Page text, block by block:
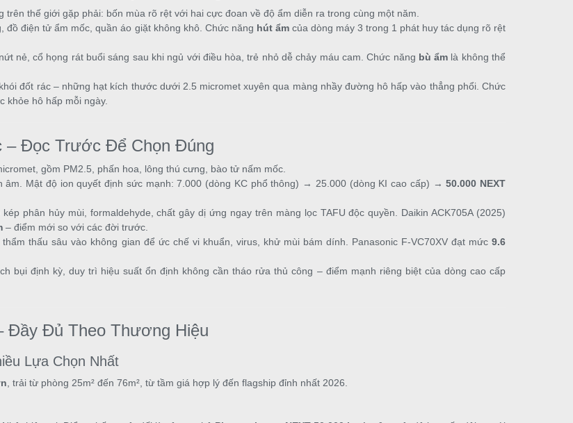
thế giới gặp phải: bốn mùa rõ rệt với hai cực đoan về độ ẩm diễn ra trong cùng một năm.
điện tử ẩm mốc, quần áo giặt không khô. Chức năng hút ẩmcủa dòng máy 3 trong 1 phát huy tác dụng rõ rệt
nẻ, cổ họng rát buổi sáng sau khi ngủ với điều hòa, trẻ nhỏ dễ chảy máu cam. Chức năng bù ẩm là không thể
đốt rác – những hạt kích thước dưới 2.5 micromet xuyên qua màng nhầy đường hô hấp vào thẳng phổi. Chức
khỏe hô hấp mỗi ngày.
– Đọc Trước Để Chọn Đúng
gồm PM2.5, phấn hoa, lông thú cưng, bào tử nấm mốc.
âm. Mật độ ion quyết định sức mạnh: 7.000 (dòng KC phổ thông) → 25.000 (dòng KI cao cấp) →50.000 NEXT
kép phân hủy mùi, formaldehyde, chất gây dị ứng ngay trên màng lọc TAFU độc quyền. Daikin ACK705A (2025)
– điểm mới so với các đời trước.
thấu sâu vào không gian để ức chế vi khuẩn, virus, khử mùi bám dính. Panasonic F-VC70XV đạt mức9.6
bụi định kỳ, duy trì hiệu suất ổn định không cần tháo rửa thủ công – điểm mạnh riêng biệt của dòng cao cấp
Đầy Đủ Theo Thương Hiệu
Lựa Chọn Nhất
, trải từ phòng 25m² đến 76m², từ tầm giá hợp lý đến flagship đỉnh nhất 2026.